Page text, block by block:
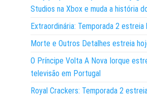
Studios na Xbox e muda a história
Extraordinária: Temporada 2 estreia
Morte e Outros Detalhes estreia
O Príncipe Volta A Nova Iorque
televisão em Portugal
Royal Crackers: Temporada 2